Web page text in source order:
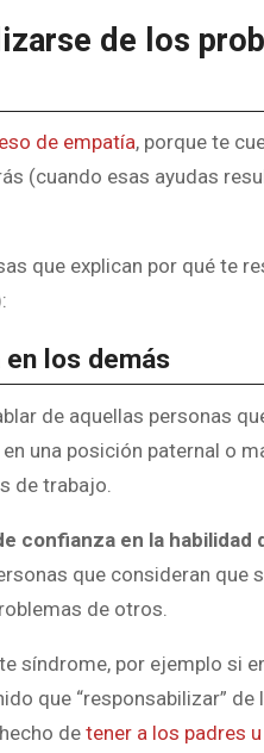
de los
de empatía, porque te
(cuando esas ayudas
que explican por qué te
los demás
de aquellas personas
una posición paternal o
de trabajo.
confianza en la habilidad
que consideran que
de otros.
síndrome, por ejemplo si
que “responsabilizar”
de tener a los padres